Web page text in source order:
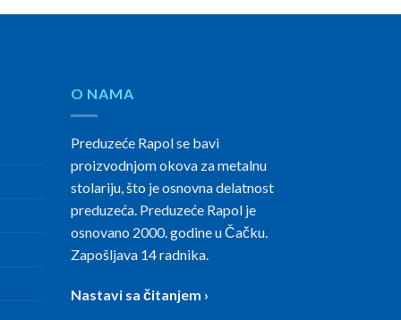
O NAMA
Preduzeće Rapol se bavi
proizvodnjom okova za metalnu
stolariju, što je osnovna delatnost
preduzeća. Preduzeće Rapol je
osnovano 2000. godine u Čačku.
Zapošljava 14 radnika.
Nastavi sa čitanjem ›